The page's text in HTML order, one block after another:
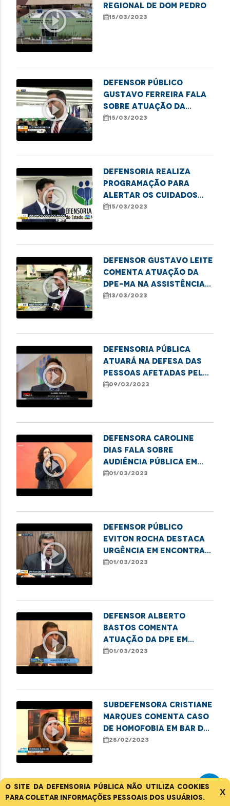
O site da Defensoria Pública não utiliza cookies
para coletar informações pessoais dos usuários.
X
play_circle_outline
REGIONAL DE DOM PEDRO
15/03/2023
play_circle_outline
Defensor público
Gustavo Ferreira fala
sobre atuação da
defensoria na defesa
15/03/2023
play_circle_outline
Defensoria realiza
programação para
alertar os cuidados
com os idosos nas
15/03/2023
play_circle_outline
Defensor Gustavo Leite
comenta atuação da
DPE-MA na assistência
às vítimas do Shopping
13/03/2023
play_circle_outline
Defensoria Pública
atuará na defesa das
pessoas afetadas pelo
incêndio em shopping de
09/03/2023
play_circle_outline
Defensora Caroline
Dias fala sobre
audiência pública em
alusão ao Dia
01/03/2023
play_circle_outline
Defensor Público
Eviton Rocha destaca
urgência em encontrar
solução para
01/03/2023
play_circle_outline
Defensor Alberto
Bastos comenta
atuação da DPE em
casos de violência
01/03/2023
play_circle_outline
Subdefensora Cristiane
Marques comenta caso
de homofobia em bar da
Litorânea
28/02/2023
Defensoria pública